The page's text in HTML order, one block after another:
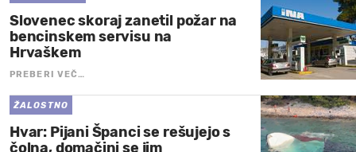
Slovenec skoraj zanetil požar na
bencinskem servisu na
Hrvaškem
PREBERI VEČ…
ŽALOSTNO
Hvar: Pijani Španci se rešujejo s
čolna, domačini se jim